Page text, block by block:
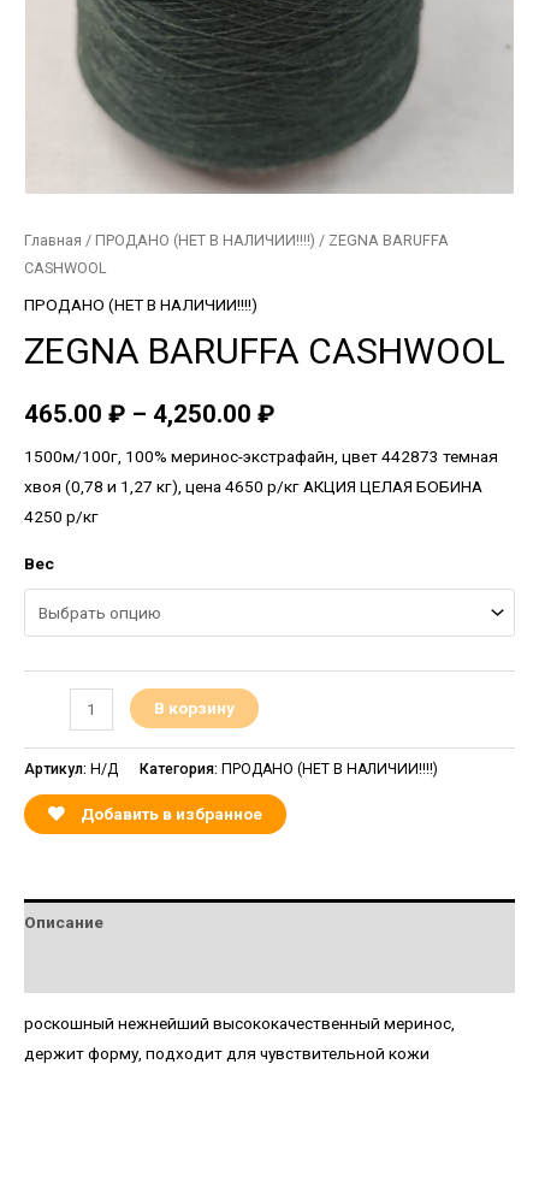
Главная / ПРОДАНО (НЕТ В НАЛИЧИИ!!!!) / ZEGNA BARUFFA
CASHWOOL
ПРОДАНО (НЕТ В НАЛИЧИИ!!!!)
ZEGNA BARUFFA CASHWOOL
465.00 ₽ – 4,250.00 ₽
1500м/100г, 100% меринос-экстрафайн, цвет 442873 темная
хвоя (0,78 и 1,27 кг), цена 4650 р/кг АКЦИЯ ЦЕЛАЯ БОБИНА
4250 р/кг
Вес
В корзину
Артикул: Н/Д Категория: ПРОДАНО (НЕТ В НАЛИЧИИ!!!!)
Добавить в избранное
Описание
роскошный нежнейший высококачественный меринос,
держит форму, подходит для чувствительной кожи